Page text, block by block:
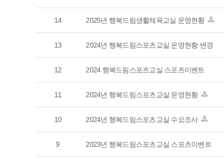
14 2025년 행복드림생활체육교실 운영현황
13 2024년 행복드림스포츠교실 운영현황 변경
12 2024 행복드림스포츠교실 스포츠이벤트
11 2024년 행복드림스포츠교실 운영현황
10 2024년 행복드림스포츠교실 수요조사
9 2023년 행복드림스포츠교실 스포츠이벤트